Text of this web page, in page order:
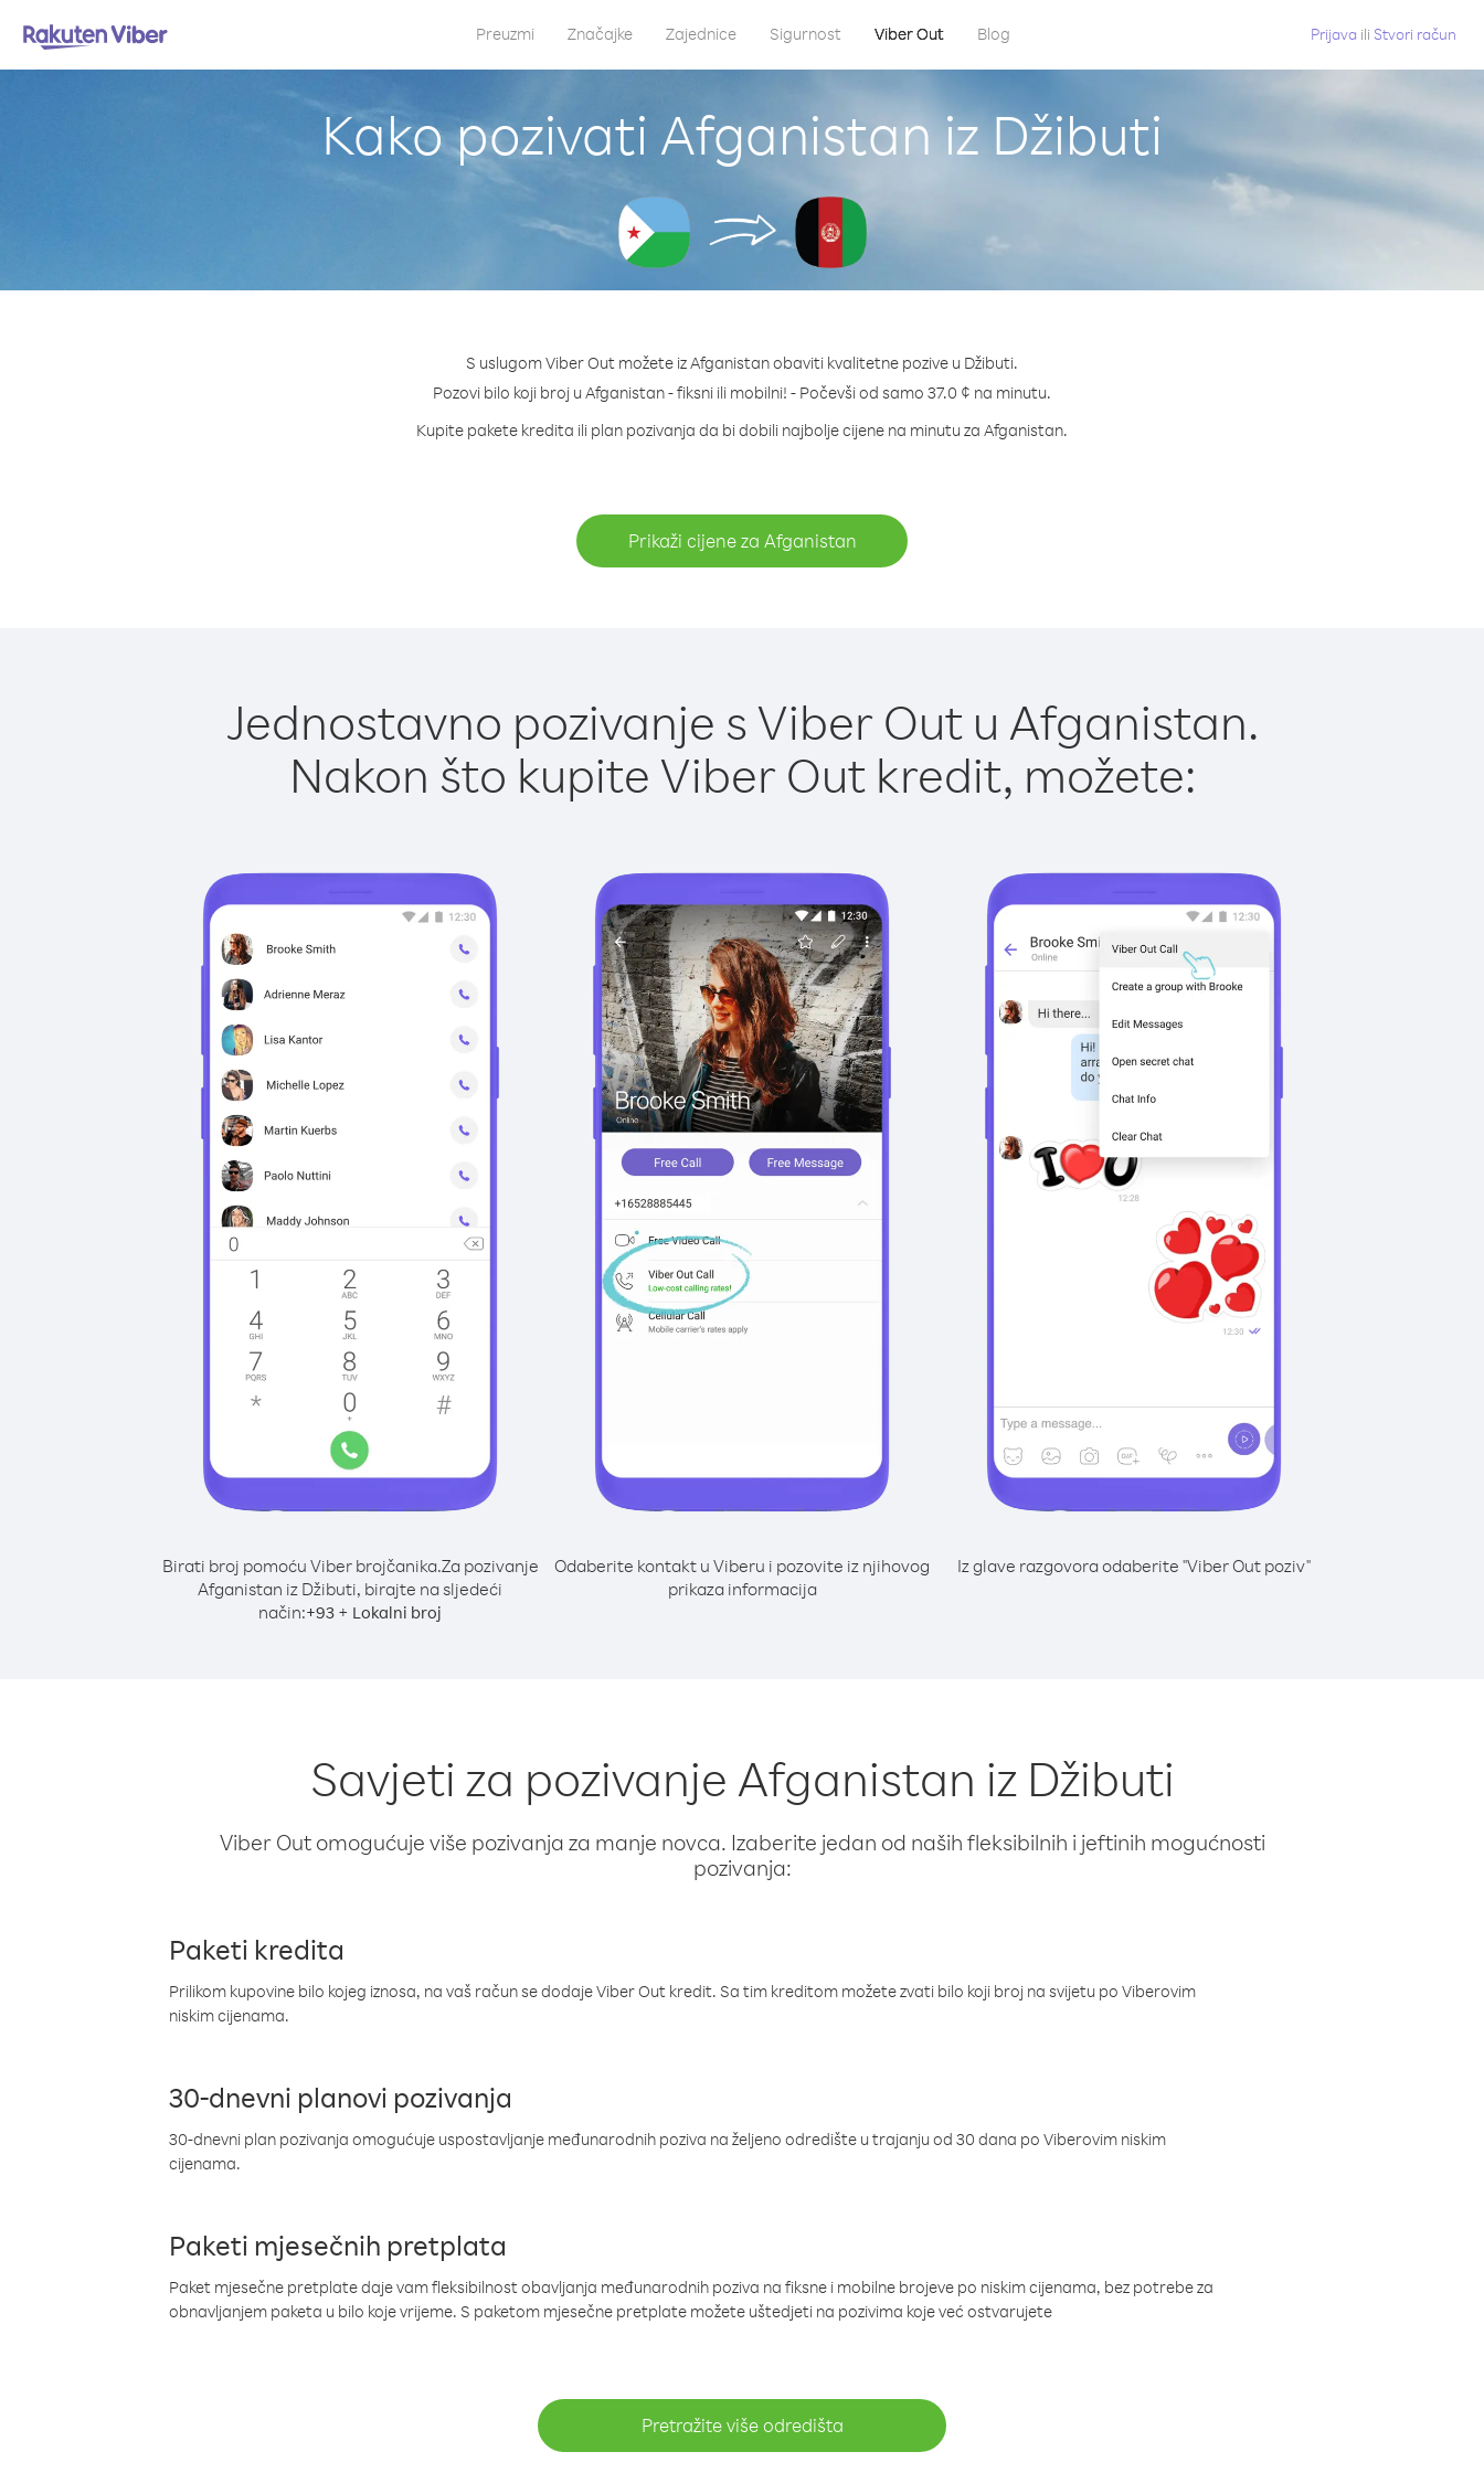
Preuzmi Značajke Zajednice Sigurnost Viber Out Blog Prijava ili Stvori račun
Kako pozivati Afganistan iz Džibuti
S uslugom Viber Out možete iz Afganistan obaviti kvalitetne pozive u Džibuti.
Pozovi bilo koji broj u Afganistan - fiksni ili mobilni! - Počevši od samo 37.0 ¢ na minutu.
Kupite pakete kredita ili plan pozivanja da bi dobili najbolje cijene na minutu za Afganistan.
Prikaži cijene za Afganistan
Jednostavno pozivanje s Viber Out u Afganistan.
Nakon što kupite Viber Out kredit, možete:
Birati broj pomoću Viber brojčanika.Za pozivanje
Afganistan iz Džibuti, birajte na sljedeći
način:+93 + Lokalni broj
Odaberite kontakt u Viberu i pozovite iz njihovog
prikaza informacija
Iz glave razgovora odaberite "Viber Out poziv"
Savjeti za pozivanje Afganistan iz Džibuti
Viber Out omogućuje više pozivanja za manje novca. Izaberite jedan od naših fleksibilnih i jeftinih mogućnosti
pozivanja:
Paketi kredita
Prilikom kupovine bilo kojeg iznosa, na vaš račun se dodaje Viber Out kredit. Sa tim kreditom možete zvati bilo koji broj na svijetu po Viberovim
niskim cijenama.
30-dnevni planovi pozivanja
30-dnevni plan pozivanja omogućuje uspostavljanje međunarodnih poziva na željeno odredište u trajanju od 30 dana po Viberovim niskim
cijenama.
Paketi mjesečnih pretplata
Paket mjesečne pretplate daje vam fleksibilnost obavljanja međunarodnih poziva na fiksne i mobilne brojeve po niskim cijenama, bez potrebe za
obnavljanjem paketa u bilo koje vrijeme. S paketom mjesečne pretplate možete uštedjeti na pozivima koje već ostvarujete
Pretražite više odredišta